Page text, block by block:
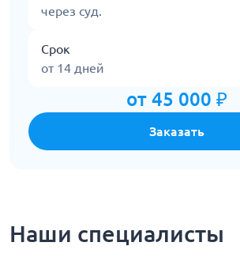
через суд.
Срок
от 14 дней
от 45 000 ₽
Заказать
Наши специалисты